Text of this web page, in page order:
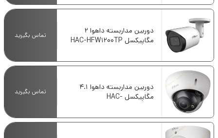
دوربین مداربسته داهوا 2
مگاپیکسل HAC-HFW1200TP
تماس بگیرید
دوربین مداربسته داهوا 4.1
مگاپیکسل HAC-
تماس بگیرید